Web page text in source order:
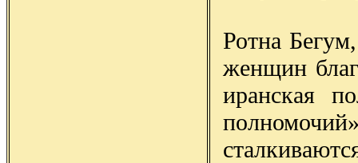
Ротна
женщин
иранская